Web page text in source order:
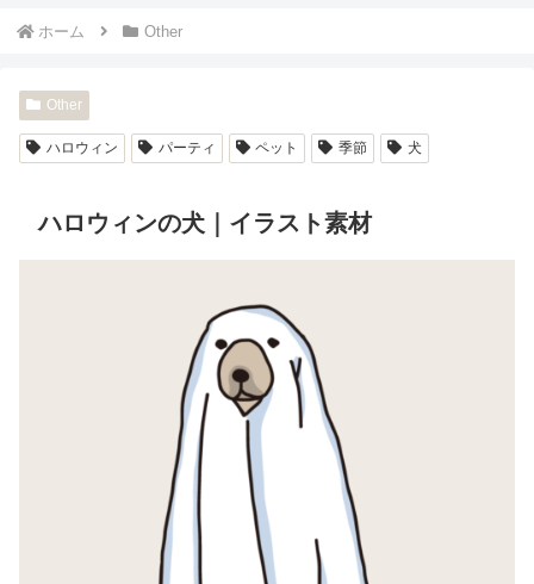
ホーム Other
Other
ハロウィン パーティ ペット 季節 犬
ハロウィンの犬｜イラスト素材